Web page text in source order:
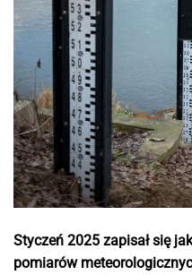
Styczeń 2025 zapisał się
pomiarów